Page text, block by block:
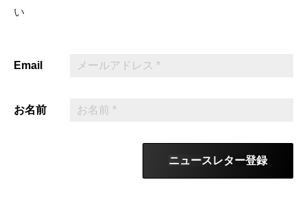
い
Email
お名前
ニュースレター登録